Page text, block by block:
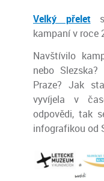
Velký přelet
kampaní v roce
Navštívilo
nebo
Praze? Jak
vyvíjela v
odpovědi, tak
infografikou od